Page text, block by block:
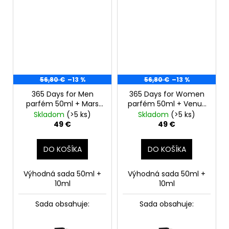
56,80 € –13 %
365 Days for Men
parfém 50ml + Mars
10ml roll-on
Skladom (>5 ks)
49 €
DO KOŠÍKA
Výhodná sada 50ml +
10ml
Sada obsahuje:
56,80 € –13 %
365 Days for Women
parfém 50ml + Venus
10ml roll-on
Skladom (>5 ks)
49 €
DO KOŠÍKA
Výhodná sada 50ml +
10ml
Sada obsahuje: